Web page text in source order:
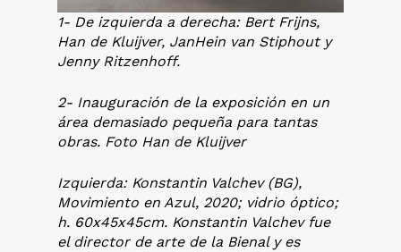
1- De izquierda a derecha: Bert Frijns,
Han de Kluijver, JanHein van Stiphout y
Jenny Ritzenhoff.
2- Inauguración de la exposición en un
área demasiado pequeña para tantas
obras. Foto Han de Kluijver
Izquierda: Konstantin Valchev (BG),
Movimiento en Azul, 2020; vidrio óptico;
h. 60x45x45cm. Konstantin Valchev fue
el director de arte de la Bienal y es